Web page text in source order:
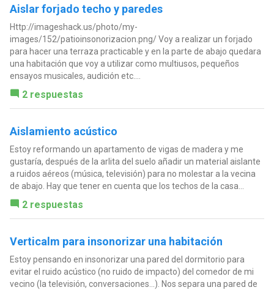
Aislar forjado techo y paredes
Http://imageshack.us/photo/my-
images/152/patioinsonorizacion.png/ Voy a realizar un forjado
para hacer una terraza practicable y en la parte de abajo quedara
una habitación que voy a utilizar como multiusos, pequeños
ensayos musicales, audición etc....
2 respuestas
Aislamiento acústico
Estoy reformando un apartamento de vigas de madera y me
gustaría, después de la arlita del suelo añadir un material aislante
a ruidos aéreos (música, televisión) para no molestar a la vecina
de abajo. Hay que tener en cuenta que los techos de la casa...
2 respuestas
Verticalm para insonorizar una habitación
Estoy pensando en insonorizar una pared del dormitorio para
evitar el ruido acústico (no ruido de impacto) del comedor de mi
vecino (la televisión, conversaciones...). Nos separa una pared de